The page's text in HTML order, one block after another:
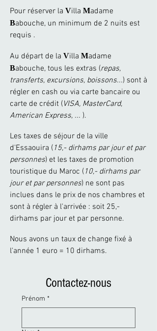
Pour réserver la Villa Madame
Babouche, un minimum de 2 nuits est
requis .
Au départ de la Villa Madame
Babouche, tous les extras (repas,
transferts, excursions, boissons...) sont à
régler en cash ou via carte bancaire ou
carte de crédit (VISA, MasterCard,
American Express, ... ).
Les taxes de séjour de la ville
d'Essaouira ( 15,- dirhams par jour et par
personnes) et les taxes de promotion
touristique du Maroc ( 10,- dirhams par
jour et par personnes) ne sont pas
inclues dans le prix de nos chambres et
sont à régler à l'arrivée : soit 25,-
dirhams par jour et par personne.
Nous avons un taux de change fixé à
l'année 1 euro = 10 dirhams.
Contactez-nous
Prénom *